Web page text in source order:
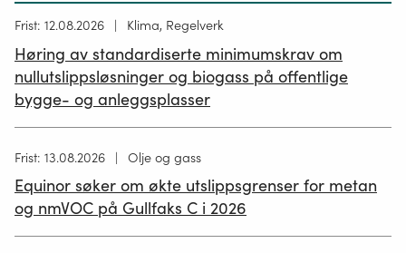
Høring
12.05.2026
Frist: 12.08.2026 Klima, Regelverk
Høring av standardiserte minimumskrav om
nullutslippsløsninger og biogass på offentlige
bygge- og anleggsplasser
Høring
02.07.2026
Frist: 13.08.2026 Olje og gass
Equinor søker om økte utslippsgrenser for metan
og nmVOC på Gullfaks C i 2026